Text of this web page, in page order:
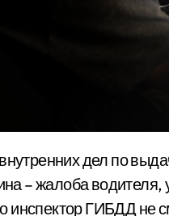
– жалоба водителя,
инспектор ГИБДД не